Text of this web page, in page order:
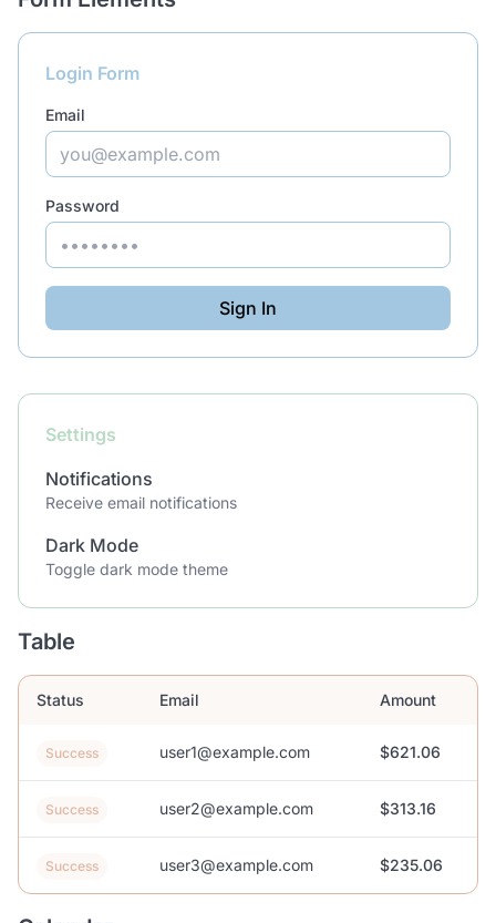
Login Form
Email
Password
Sign In
Settings
Notifications
Receive email notifications
Dark Mode
Toggle dark mode theme
Table
Status Email Amount
Success user1@example.com $621.06
Success user2@example.com $313.16
Success user3@example.com $235.06